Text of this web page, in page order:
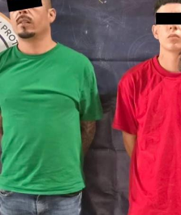
delitos y faltas
Las sustancias y el
Fiscalía General del
seguimiento a las
situación jurídica.
De enero a julio de este
asegurado 187 mil 534
como parte del trabajo
distribución y presunta